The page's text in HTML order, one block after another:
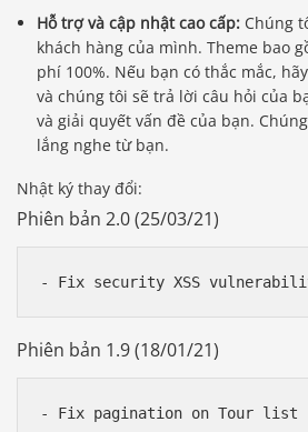
Hỗ trợ và cập nhật cao cấp: Chúng
khách hàng của mình. Theme bao
phí 100%. Nếu bạn có thắc mắc,
và chúng tôi sẽ trả lời câu hỏi của
và giải quyết vấn đề của bạn.
lắng nghe từ bạn.
Nhật ký thay đổi:
Phiên bản 2.0 (25/03/21)
Phiên bản 1.9 (18/01/21)